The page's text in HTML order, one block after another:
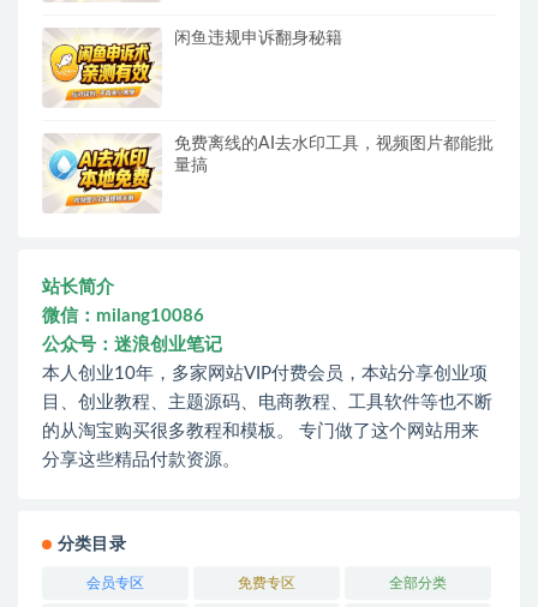
闲鱼违规申诉翻身秘籍
免费离线的AI去水印工具，视频图片都能批
量搞
站长简介
微信：milang10086
公众号：迷浪创业笔记
本人创业10年，多家网站VIP付费会员，本站分享创业项
目、创业教程、主题源码、电商教程、工具软件等也不断
的从淘宝购买很多教程和模板。 专门做了这个网站用来
分享这些精品付款资源。
分类目录
会员专区 免费专区 全部分类